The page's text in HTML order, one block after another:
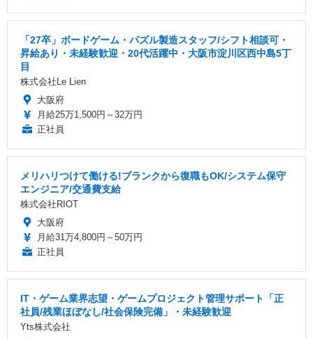
「27卒」ボードゲーム・パズル製造スタッフ/シフト相談可・
昇給あり・未経験歓迎・20代活躍中・大阪市淀川区西中島5丁
目
株式会社Le Lien
大阪府
月給25万1,500円～32万円
正社員
メリハリつけて働ける!ブランクから復職もOK/システム保守
エンジニア/交通費支給
株式会社RIOT
大阪府
月給31万4,800円～50万円
正社員
IT・ゲーム業界志望・ゲームプロジェクト管理サポート「正
社員/残業ほぼなし/社会保険完備」・未経験歓迎
Yts株式会社